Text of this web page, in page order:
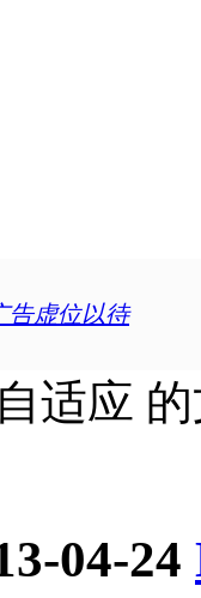
告虚位以待
适应
04-24